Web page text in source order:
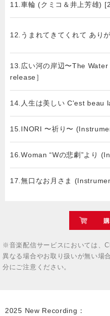
11.車輪 (クミコ＆井上芳雄)
12.うまれてきてくれて あり
13.広い河の岸辺〜The
release］
14.人生は美しい C'est beau
15.INORI 〜祈り〜
16.Woman “Wの悲劇”より
17.無口なお月さま
※音楽配信サービスにおいては、
異なる場合やお取り扱いが無い場
分にご注意ください。
2025 New Recording：